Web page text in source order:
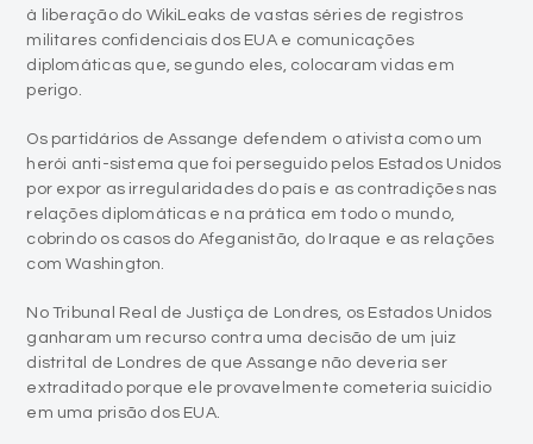
à liberação do WikiLeaks de vastas séries de registros
militares confidenciais dos EUA e comunicações
diplomáticas que, segundo eles, colocaram vidas em
perigo.
Os partidários de Assange defendem o ativista como um
herói anti-sistema que foi perseguido pelos Estados Unidos
por expor as irregularidades do país e as contradições nas
relações diplomáticas e na prática em todo o mundo,
cobrindo os casos do Afeganistão, do Iraque e as relações
com Washington.
No Tribunal Real de Justiça de Londres, os Estados Unidos
ganharam um recurso contra uma decisão de um juiz
distrital de Londres de que Assange não deveria ser
extraditado porque ele provavelmente cometeria suicídio
em uma prisão dos EUA.